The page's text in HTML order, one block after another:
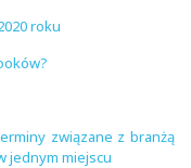
roku
związane z branżą
jednym miejscu